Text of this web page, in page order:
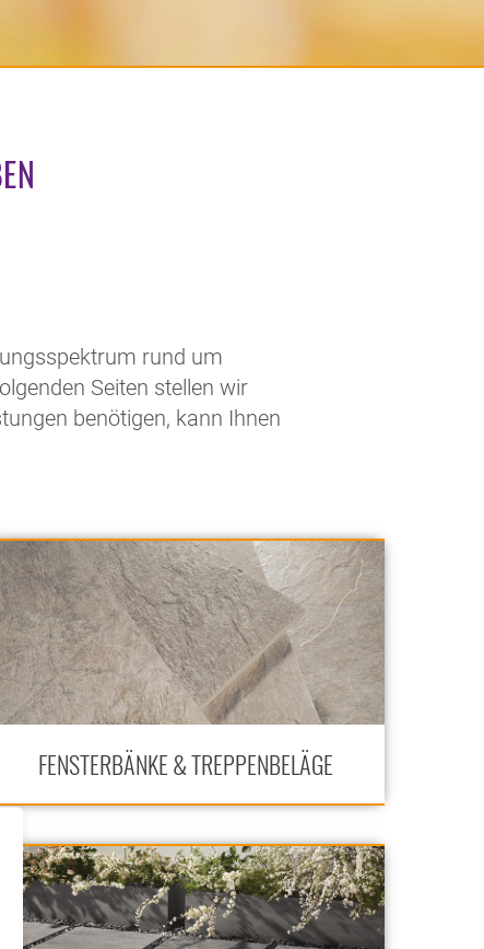
rund um
Seiten stellen wir
benötigen, kann Ihnen
FENSTERBÄNKE & TREPPENBELÄGE